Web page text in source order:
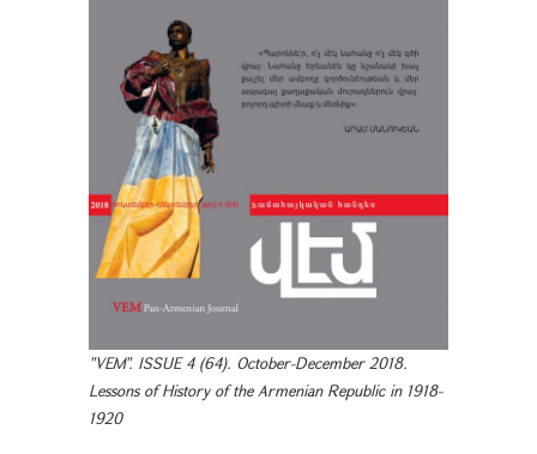
"VEM". ISSUE 4 (64). October-December 2018.
Lessons of History of the Armenian Republic in 1918-
1920